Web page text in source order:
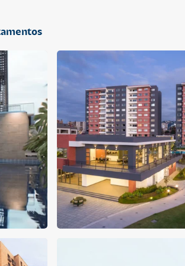
1 baño 2 parqueos
APARTAMENTO
Q 1,300,000
Cuotas desde Q 8,374*
CENTRICO MADRID 2
CENTRICO
2 dormitorios 1 baño 1 parqueo